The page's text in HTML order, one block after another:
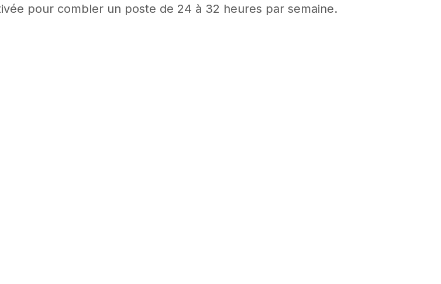
pour combler un poste de 24 à 32 heures par semaine.